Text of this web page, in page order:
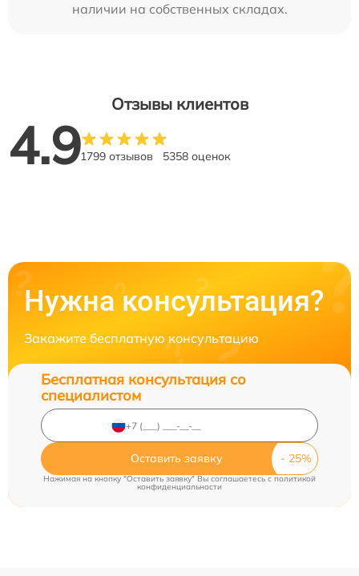
наличии на собственных складах.
Отзывы клиентов
4.91799 отзывов 5358 оценок
Нужна консультация?
Закажите бесплатную консультацию
Бесплатная консультация со
специалистом
Оставить заявку
Нажимая на кнопку "Оставить заявку" Вы соглашаетесь c политикой
конфиденциальности